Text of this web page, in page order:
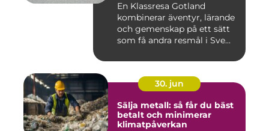
En Klassresa Gotland
kombinerar äventyr, lärande
och gemenskap på ett sätt
som få andra resmål i Sve...
30. jun
Sälja metall: så får du bäst
betalt och minimerar
klimatpåverkan